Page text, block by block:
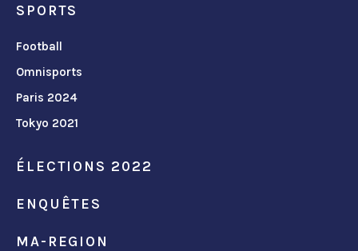
SPORTS
Football
Omnisports
Paris 2024
Tokyo 2021
ÉLECTIONS 2022
ENQUÊTES
MA-REGION